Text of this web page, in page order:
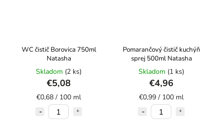
WC čistič Borovica 750ml
Natasha
Skladom (2 ks)
€5,08
€0,68 / 100 ml
Pomarančový čistič kuchýň
sprej 500ml Natasha
Skladom (1 ks)
€4,96
€0,99 / 100 ml